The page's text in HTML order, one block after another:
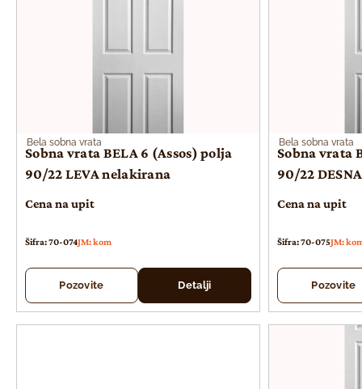
Bela sobna vrata
Sobna vrata BELA 6 (Assos) polja
90/22 LEVA nelakirana
Cena na upit
Šifra: 70-074JM: kom
Pozovite Detalji
Bela sobna vrata
Sobna vrata
90/22
Cena na upit
Šifra: 70-075JM:
Pozovite